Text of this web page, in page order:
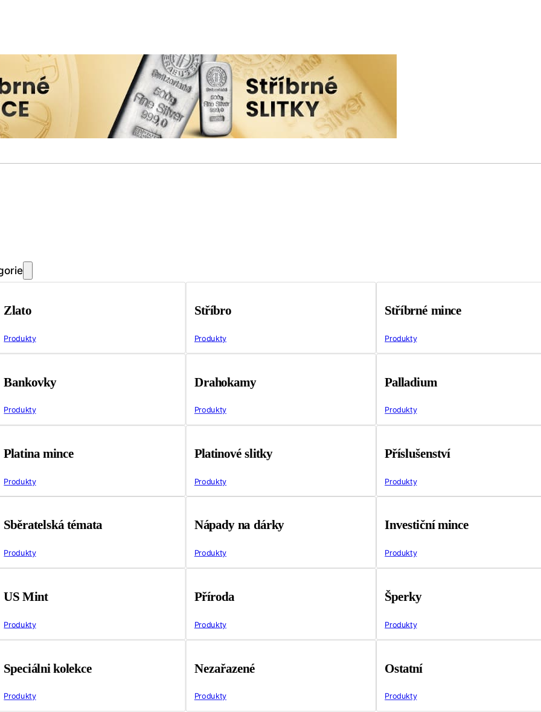
Zlato
Produkty
Stříbro
Produkty
Stříbrné mince
Produkty
Bankovky
Produkty
Drahokamy
Produkty
Palladium
Produkty
Platina mince
Produkty
Platinové slitky
Produkty
Příslušenství
Produkty
Sběratelská témata
Produkty
Nápady na dárky
Produkty
Investiční mince
Produkty
US Mint
Produkty
Příroda
Produkty
Šperky
Produkty
Speciálni kolekce
Produkty
Nezařazené
Produkty
Ostatní
Produkty